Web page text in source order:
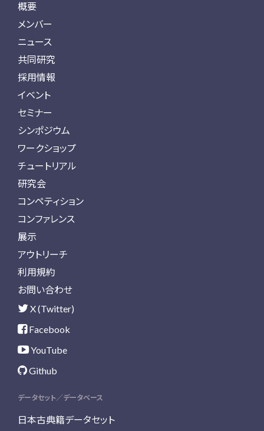
概要
メンバー
ニュース
共同研究
採用情報
イベント
セミナー
シンポジウム
ワークショップ
チュートリアル
研究会
コンペティション
コンファレンス
展示
アウトリーチ
利用規約
お問い合わせ
X (Twitter)
Facebook
YouTube
Github
データセット／データベース
日本古典籍データセット